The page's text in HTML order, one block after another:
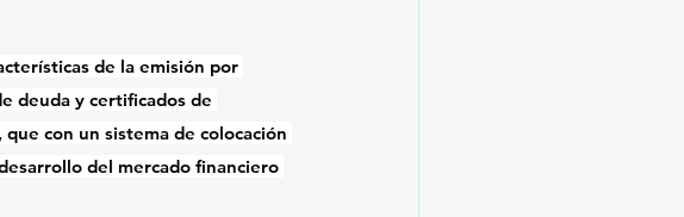
de la emisión por
deuda y certificados de
con un sistema de colocación
del mercado financiero